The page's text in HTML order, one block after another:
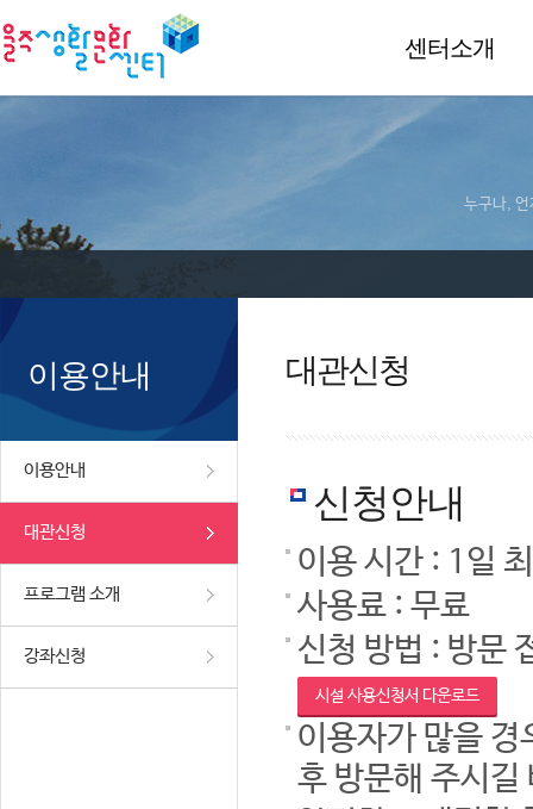
센터소개
누구나, 언
이용안내
이용안내
대관신청
프로그램 소개
강좌신청
대관신청
신청안내
이용 시간 : 1일
사용료 : 무료
신청 방법 : 방문
시설 사용신청서 다운로드
이용자가 많을 경
후 방문해 주시길